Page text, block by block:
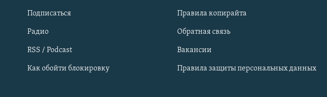
ПРИСОЕДИНЯЙТЕСЬ!
Подписаться
Радио
RSS / Podcast
Как обойти блокировку
Правила копирайта
Обратная связь
Вакансии
Правила защиты персональных данных